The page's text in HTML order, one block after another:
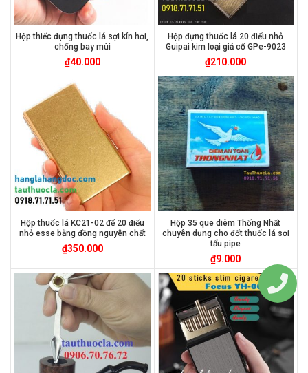
Hộp thiếc đựng thuốc lá sợi kín hơi,
chống bay mùi
₫40.000
Hộp đựng thuốc lá 20 điếu nhỏ
Guipai kim loại giả cổ GPe-9023
₫210.000
Hộp thuốc lá KC21-02 để 20 điếu
nhỏ esse bằng đồng nguyên chất
₫350.000
Hộp 35 que diêm Thống Nhất
chuyên dụng cho đốt thuốc lá sợi
tẩu pipe
₫9.000